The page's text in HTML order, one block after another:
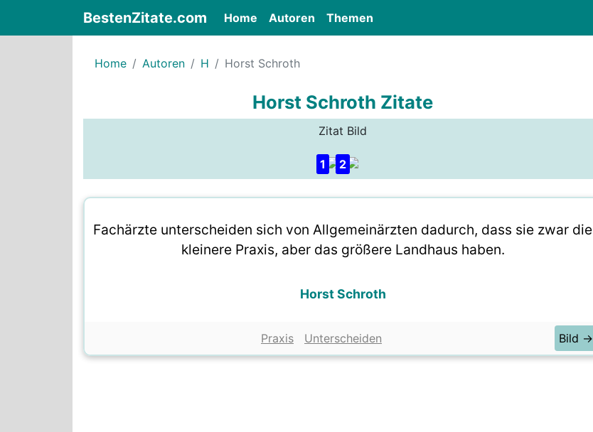
BestenZitate.com Home (current)
Autoren Themen
Home Autoren H Horst Schroth
Horst Schroth Zitate
Zitat Bild
1 2
Fachärzte unterscheiden sich von Allgemeinärzten dadurch, dass sie zwar die
kleinere Praxis, aber das größere Landhaus haben.
Horst Schroth
Praxis Unterscheiden Bild →